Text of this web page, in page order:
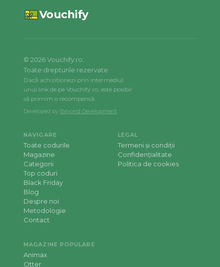
Vouchify
© 2026Vouchify.ro.
Toate drepturile rezervate.
Dacă achiziționezi prin intermediul
unui link de pe Vouchify.ro, este posibil
să primim o recompensă.
Developed by Beyond Development
NAVIGARE
Toate codurile
Magazine
Categorii
Top coduri
Black Friday
Blog
Despre noi
Metodologie
Contact
LEGAL
Termeni și condiții
Confidențialitate
Politica de cookies
MAGAZINE POPULARE
Animax
Otter